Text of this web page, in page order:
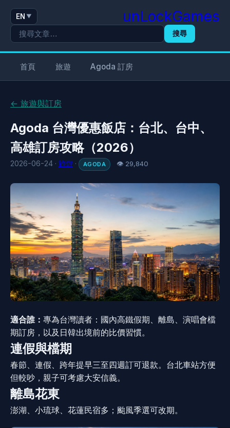
EN ▼ unLockGames
搜尋
首頁 旅遊 Agoda 訂房
← 旅遊與訂房
Agoda 台灣優惠飯店：台北、台中、
高雄訂房攻略（2026）
2026-06-24 · 旅遊 · AGODA 👁 29,840
適合誰： 專為台灣讀者：國內高鐵假期、離島、演唱會檔
期訂房，以及日韓出境前的比價習慣。
連假與檔期
春節、連假、跨年提早三至四週訂可退款。台北車站方便
但較吵，親子可考慮大安信義。
離島花東
澎湖、小琉球、花蓮民宿多；颱風季選可改期。